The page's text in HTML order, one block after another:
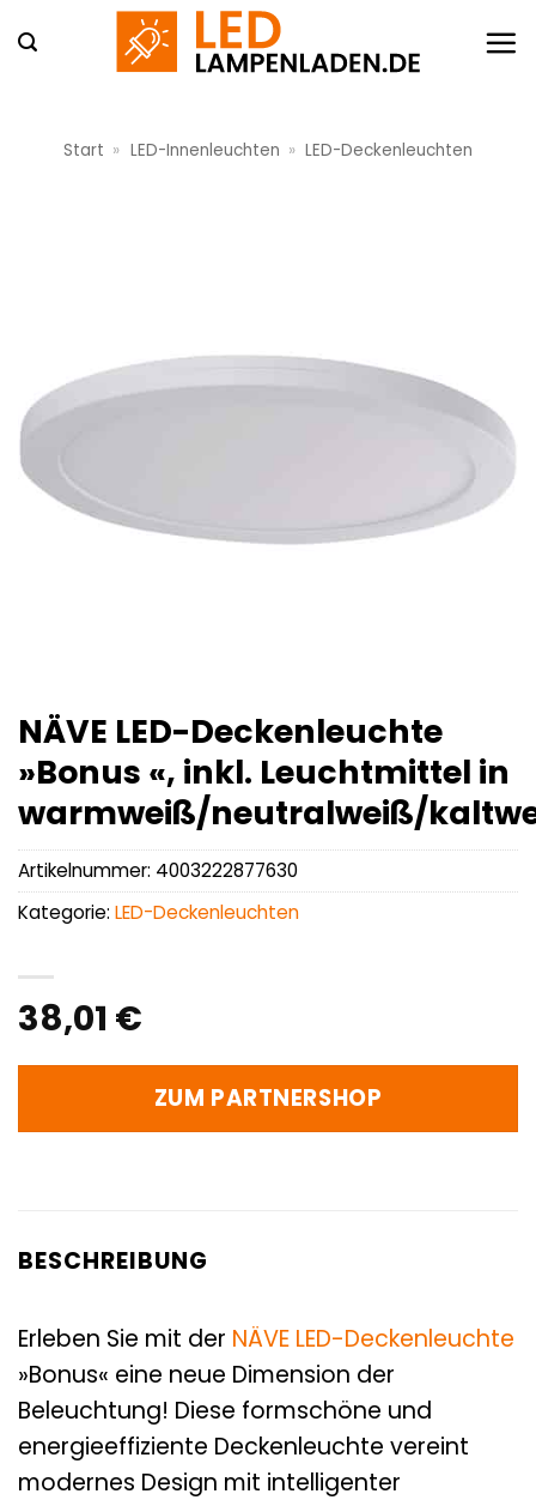
Inhalt
Start » LED-Innenleuchten » LED-Deckenleuchten
NÄVE LED-Deckenleuchte
»Bonus «, inkl. Leuchtmittel in
warmweiß/neutralweiß/
38,01 €
ZUM PARTNERSHOP
Artikelnummer: 4003222877630
Kategorie: LED-Deckenleuchten
BESCHREIBUNG
Erleben Sie mit der NÄVE LED-Deckenleuchte
»Bonus« eine neue Dimension der
Beleuchtung! Diese formschöne und
energieeffiziente Deckenleuchte vereint
modernes Design mit intelligenter